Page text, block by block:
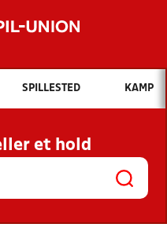
Hvad vil du søge efter?
OG NYHEDER
KLUBBER OG
SPILLESTED KAMP
et hold